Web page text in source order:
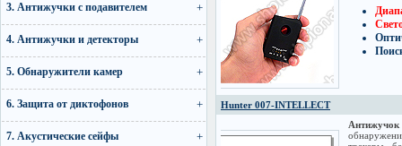
3. Антижучки с подавителем
4. Антижучки и детекторы
5. Обнаружители камер
6. Защита от диктофонов
7. Акустические сейфы
Hunter 007-INTELLECT